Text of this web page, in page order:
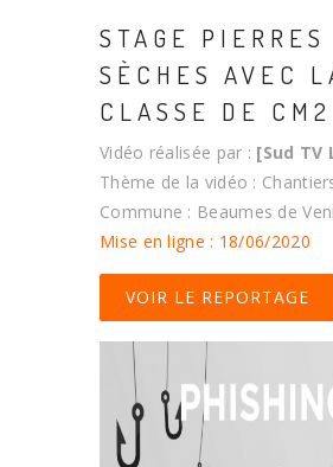
STAGE PIERRES
SÈCHES AVEC
CLASSE DE CM2
Vidéo réalisée par : [Sud TV
Thème de la vidéo :
Commune : Beaumes de
Mise en ligne : 18/06/2020
VOIR LE REPORTAGE